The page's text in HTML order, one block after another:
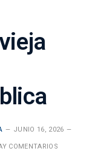
JUNIO 16, 2026
COMENTARIOS